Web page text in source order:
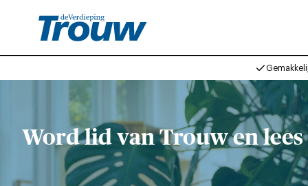
Word lid van Trouw en